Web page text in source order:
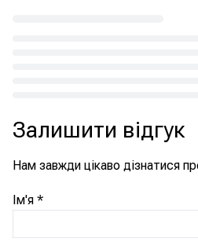
Залишити відгук
Нам завжди цікаво дізнатися
Ім'я *